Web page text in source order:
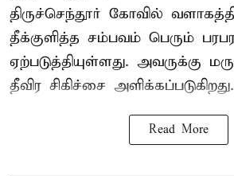
திருச்செந்தூர் கோவில்
தீக்குளித்த சம்பவம் பெரும்
ஏற்படுத்தியுள்ளது. அவருக்கு
தீவிர சிகிச்சை அளிக்கப்படுகிறது.
Read More